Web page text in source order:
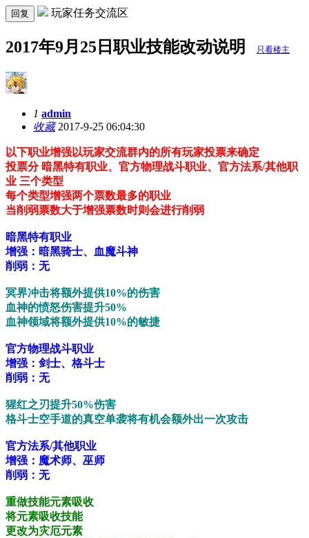
回复 玩家任务交流区
2017年9月25日职业技能改动说明 只看楼主
1 admin
收藏2017-9-25 06:04:30
以下职业增强以玩家交流群内的所有玩家投票来确定
投票分 暗黑特有职业、官方物理战斗职业、官方法系/其他职
业 三个类型
每个类型增强两个票数最多的职业
当削弱票数大于增强票数时则会进行削弱
暗黑特有职业
增强：暗黑骑士、血魔斗神
削弱：无
冥界冲击将额外提供10%的伤害
血神的愤怒伤害提升50%
血神领域将额外提供10%的敏捷
官方物理战斗职业
增强：剑士、格斗士
削弱：无
猩红之刃提升50%伤害
格斗士空手道的真空单袭将有机会额外出一次攻击
官方法系/其他职业
增强：魔术师、巫师
削弱：无
重做技能元素吸收
将元素吸收技能
更改为灾厄元素